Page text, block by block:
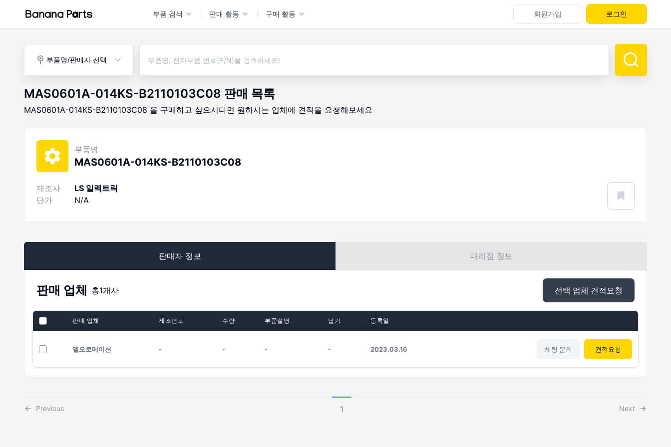
부품 검색 판매 활동 구매 활동 회원가입 로그인
부품명/판매자 선택
MAS0601A-014KS-B2110103C08 판매 목록
MAS0601A-014KS-B2110103C08 을 구매하고 싶으시다면 원하시는 업체에 견적을 요청해보세요
부품명
MAS0601A-014KS-B2110103C08
제조사
LS 일렉트릭
단가
N/A
판매자 정보 대리점 정보
판매 업체 총1개사 선택 업체 견적요청
판매 업체 제조년도 수량 부품설명 납기 등록일
엘오토메이션 - - - - 2023.03.16 채팅 문의 견적요청
Previous 1 Next